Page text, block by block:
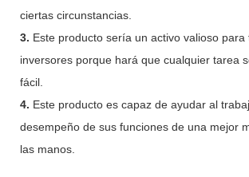
ciertas circunstancias.
3. Este producto sería un activo valioso para
inversores porque hará que cualquier tarea
fácil.
4. Este producto es capaz de ayudar al
desempeño de sus funciones de una mejor
las manos.